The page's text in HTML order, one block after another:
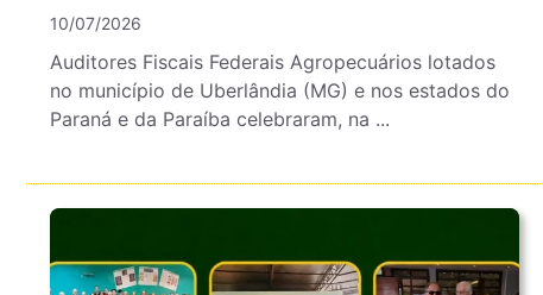
10/07/2026
Auditores Fiscais Federais Agropecuários lotados
no município de Uberlândia (MG) e nos estados do
Paraná e da Paraíba celebraram, na ...